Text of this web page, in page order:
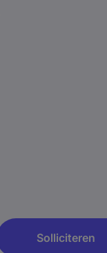
Solliciteren